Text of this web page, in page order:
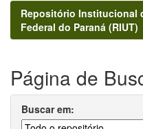
Repositório Institucional
Federal do Paraná (RIUT)
Página de
Buscar em: